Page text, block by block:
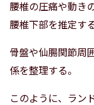
腰椎の圧痛や動き
腰椎下部を推定する
骨盤や仙腸関節周
係を整理する。
このように、ラン